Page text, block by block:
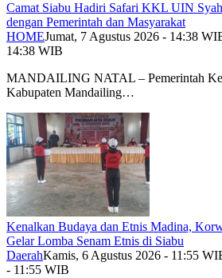
Camat Siabu Hadiri Safari KKL UIN
dengan Pemerintah dan Masyarakat
HOMEJumat, 7 Agustus 2026 - 14:38
14:38 WIB
MANDAILING NATAL – Pemerintah
Kabupaten Mandailing…
Kenalkan Budaya dan Etnis Madina,
Gelar Lomba Senam Etnis di Siabu
DaerahKamis, 6 Agustus 2026 - 11:55
- 11:55 WIB